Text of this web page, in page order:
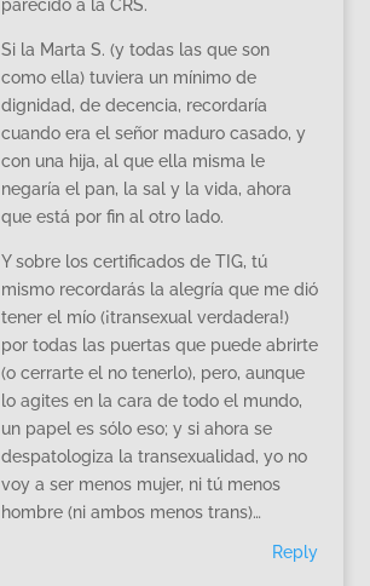
parecido a la CRS.
Si la Marta S. (y todas las que son
como ella) tuviera un mínimo de
dignidad, de decencia, recordaría
cuando era el señor maduro casado, y
con una hija, al que ella misma le
negaría el pan, la sal y la vida, ahora
que está por fin al otro lado.
Y sobre los certificados de TIG, tú
mismo recordarás la alegría que me dió
tener el mío (¡transexual verdadera!)
por todas las puertas que puede abrirte
(o cerrarte el no tenerlo), pero, aunque
lo agites en la cara de todo el mundo,
un papel es sólo eso; y si ahora se
despatologiza la transexualidad, yo no
voy a ser menos mujer, ni tú menos
hombre (ni ambos menos trans)…
Reply